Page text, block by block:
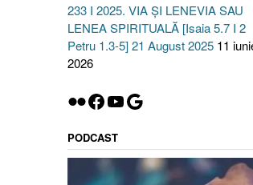
233 I 2025. VIA ȘI LENEVIA SAU
LENEA SPIRITUALĂ [Isaia 5.7 I 2
Petru 1.3-5] 21 August 2025 11
2026
Flickr
Facebook
YouTube
Google
PODCAST